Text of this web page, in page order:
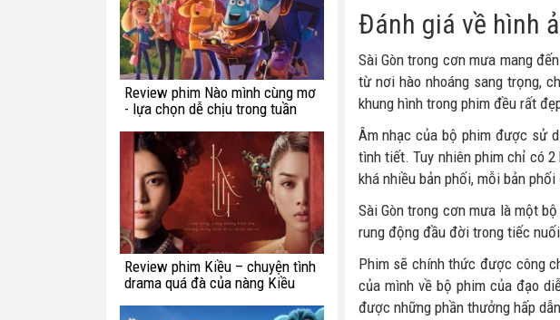
Review phim Nào mình cùng mơ
- lựa chọn dễ chịu trong tuần
Review phim Kiều – chuyện tình
drama quá đà của nàng Kiều
Đánh giá về hình
Sài Gòn trong cơn mưa mang
từ nơi hào nhoáng sang trọng,
khung hình trong phim đều rất
Âm nhạc của bộ phim được sử
tình tiết. Tuy nhiên phim chỉ có
khá nhiều bản phối, mỗi bản
Sài Gòn trong cơn mưa là một
rung động đầu đời trong tiếc
Phim sẽ chính thức được công
của mình về bộ phim của đạo
được những phần thưởng hấp